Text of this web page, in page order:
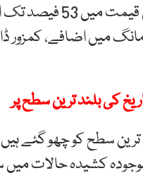
معاشی ماہرین کا
میں اضافے، کمزور
کی بلند ترین سطح پر
کشیدہ حالات